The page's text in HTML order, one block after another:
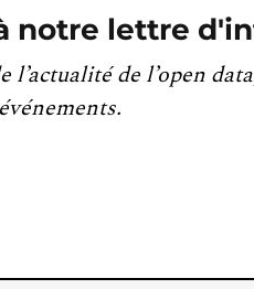
notre lettre
l’actualité de l’open